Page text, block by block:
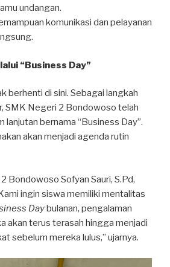
undangan.
komunikasi dan pelayanan
“Business Day”
berhenti di sini. Sebagai langkah
SMK Negeri 2 Bondowoso telah
lanjutan bernama “Business Day”.
akan menjadi agenda rutin
Bondowoso Sofyan Sauri, S.Pd,
ingin siswa memiliki mentalitas
Daybulanan, pengalaman
akan terus terasah hingga menjadi
sebelum mereka lulus,” ujarnya.